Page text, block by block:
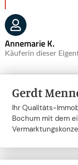
Annemarie K.
Käuferin dieser
Gerdt
Ihr Qualitäts-
Bochum mit dem